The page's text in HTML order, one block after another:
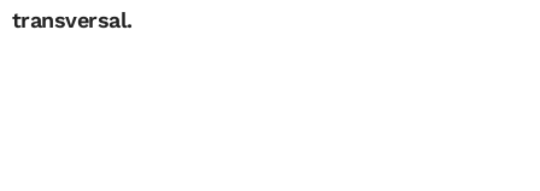
transversal.